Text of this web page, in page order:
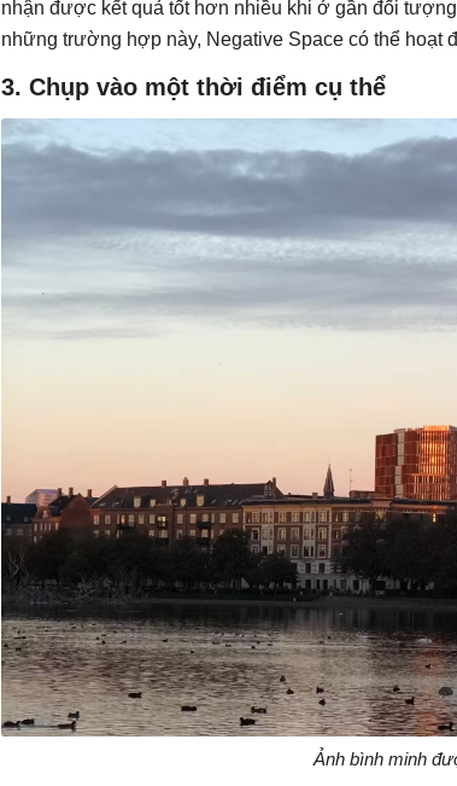
nhận được kết quả tốt hơn nhiều khi ở gần đối
những trường hợp này, Negative Space có thể hoạt
3. Chụp vào một thời điểm cụ thể
Ảnh bình minh